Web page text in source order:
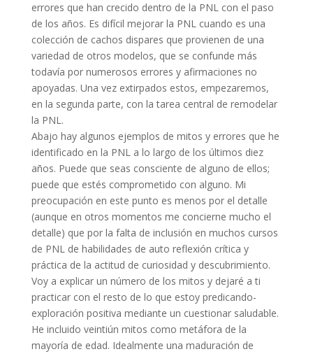
errores que han crecido dentro de la PNL con el paso
de los años. Es difícil mejorar la PNL cuando es una
colección de cachos dispares que provienen de una
variedad de otros modelos, que se confunde más
todavía por numerosos errores y afirmaciones no
apoyadas. Una vez extirpados estos, empezaremos,
en la segunda parte, con la tarea central de remodelar
la PNL.
Abajo hay algunos ejemplos de mitos y errores que he
identificado en la PNL a lo largo de los últimos diez
años. Puede que seas consciente de alguno de ellos;
puede que estés comprometido con alguno. Mi
preocupación en este punto es menos por el detalle
(aunque en otros momentos me concierne mucho el
detalle) que por la falta de inclusión en muchos cursos
de PNL de habilidades de auto reflexión crítica y
práctica de la actitud de curiosidad y descubrimiento.
Voy a explicar un número de los mitos y dejaré a ti
practicar con el resto de lo que estoy predicando-
exploración positiva mediante un cuestionar saludable.
He incluido veintiún mitos como metáfora de la
mayoría de edad. Idealmente una maduración de